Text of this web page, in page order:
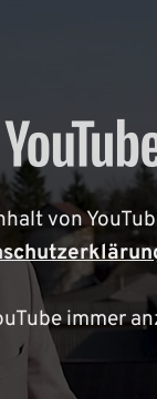
von
immer